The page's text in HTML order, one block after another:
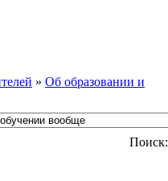
» Об образовании и
Поиск: